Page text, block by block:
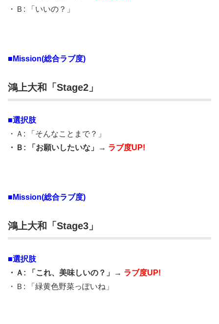
・Ｂ: 「いいの？」
■Mission(総合ラブ度)
鴻上大和「Stage2」
■選択肢
・Ａ: 「そんなことまで？」
・Ｂ: 「お願いしたいな」→ ラブ度UP!
■Mission(総合ラブ度)
鴻上大和「Stage3」
■選択肢
・Ａ: 「これ、美味しいの？」→ ラブ度UP!
・Ｂ: 「緑黄色野菜っぽいね」